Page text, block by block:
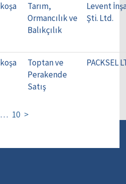
Tarım,
Ormancılık ve
Balıkçılık
Levent
Şti. Ltd.
Toptan ve
Perakende
Satış
PACKSEL
… 10 >